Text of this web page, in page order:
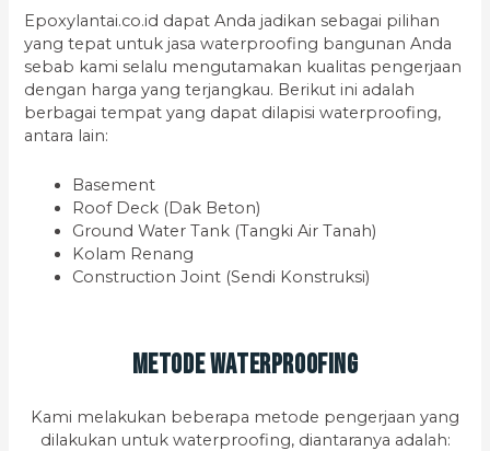
Epoxylantai.co.id dapat Anda jadikan sebagai pilihan
yang tepat untuk jasa waterproofing bangunan Anda
sebab kami selalu mengutamakan kualitas pengerjaan
dengan harga yang terjangkau. Berikut ini adalah
berbagai tempat yang dapat dilapisi waterproofing,
antara lain:
Basement
Roof Deck (Dak Beton)
Ground Water Tank (Tangki Air Tanah)
Kolam Renang
Construction Joint (Sendi Konstruksi)
Metode Waterproofing
Kami melakukan beberapa metode pengerjaan yang
dilakukan untuk waterproofing, diantaranya adalah: